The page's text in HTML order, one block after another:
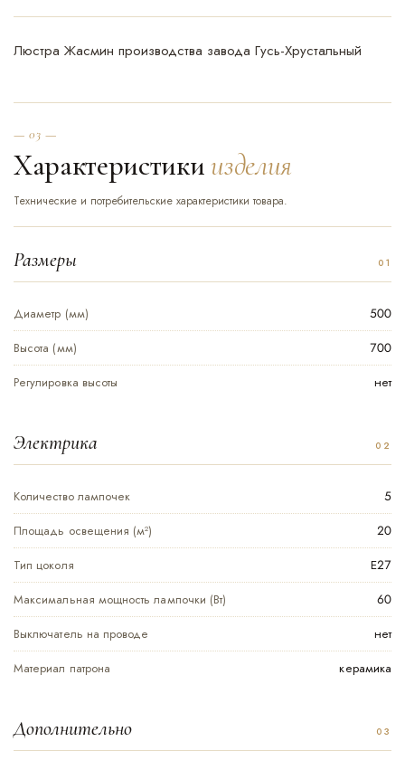
Люстра Жасмин производства завода Гусь-Хрустальный
— 03 —
Характеристикиизделия
Технические и потребительские характеристики товара.
Размеры
Диаметр (мм)
500
Высота (мм)
700
Регулировка высоты
нет
Электрика
Количество лампочек
5
Площадь освещения (м²)
20
Тип цоколя
Е27
Максимальная мощность лампочки (Вт)
60
Выключатель на проводе
нет
Материал патрона
керамика
Дополнительно